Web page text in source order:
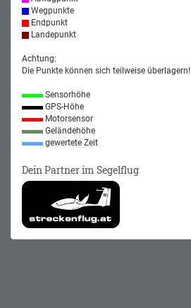
Wegpunkte
Endpunkt
Landepunkt
Achtung:
Die Punkte können sich teilweise überlagern!
Sensorhöhe
GPS-Höhe
Motorsensor
Geländehöhe
gewertete Zeit
Dein Partner im Segelflug